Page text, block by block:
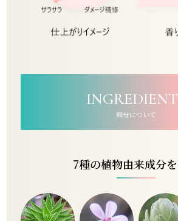
成分について
7種の植物由来成分